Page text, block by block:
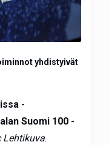
yhdistyivät
-
Suomi 100 -
Lehtikuva.